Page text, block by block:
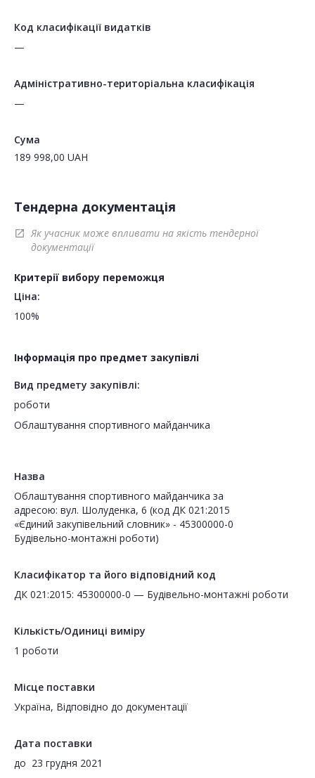
Код класифікації видатків
—
Адміністративно-територіальна класифікація
—
Сума
189 998,00 UAH
Тендерна документація
open_in_new
Як учасник може впливати на якість тендерної
документації
Критерії вибору переможця
Ціна:
100%
Інформація про предмет закупівлі
Вид предмету закупівлі:
роботи
Облаштування спортивного майданчика
Назва
Облаштування спортивного майданчика за
адресою: вул. Шолуденка, 6 (код ДК 021:2015
«Єдиний закупівельний словник» - 45300000-0
Будівельно-монтажні роботи)
Класифікатор та його відповідний код
ДК 021:2015: 45300000-0 — Будівельно-монтажні роботи
Кількість/Одиниці виміру
1 роботи
Місце поставки
Україна, Відповідно до документації
Дата поставки
до 23 грудня 2021